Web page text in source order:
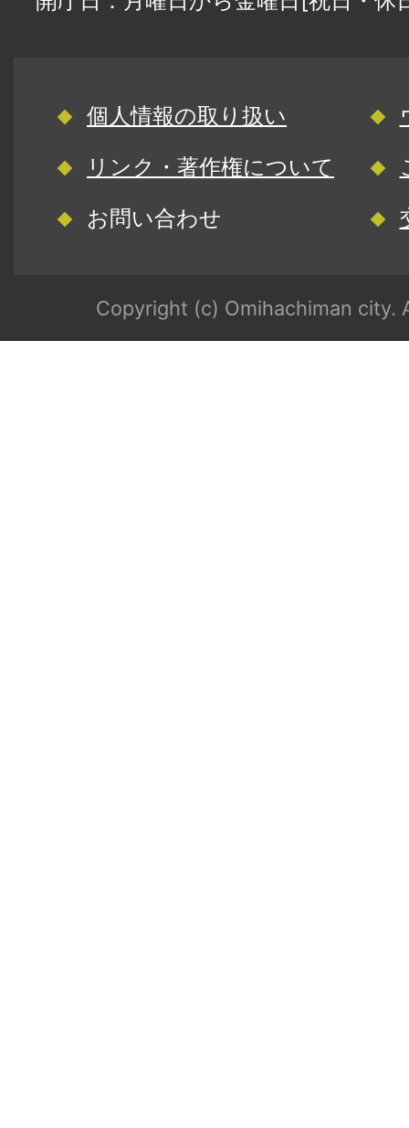
個人情報の取り扱い
リンク・著作権について
お問い合わせ
Copyright (c) Omihachiman city.